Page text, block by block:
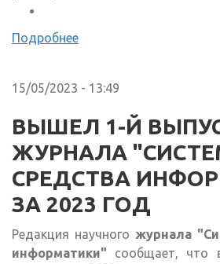
Подробнее
15/05/2023 - 13:49
ВЫШЕЛ 1-Й
ЖУРНАЛА
СРЕДСТВА
ЗА 2023 ГОД
Редакция научного журнала
информатики" сообщает, что